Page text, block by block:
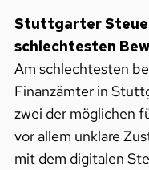
Stuttgarter
schlechtesten
Am schlechtesten
Finanzämter in
zwei der möglichen
vor allem unklare
mit dem digitalen